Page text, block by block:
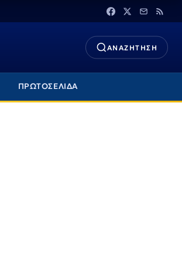
ΑΝΑΖΗΤΗΣΗ
ΠΡΩΤΟΣΕΛΙΔΑ